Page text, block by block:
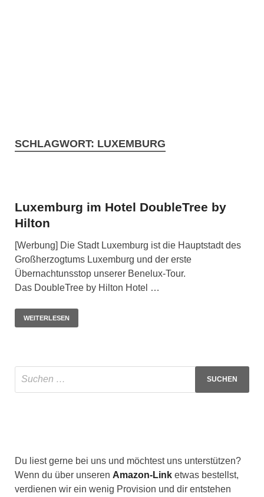
SCHLAGWORT: LUXEMBURG
Luxemburg im Hotel DoubleTree by
Hilton
[Werbung] Die Stadt Luxemburg ist die Hauptstadt des
Großherzogtums Luxemburg und der erste
Übernachtunsstop unserer Benelux-Tour.
Das DoubleTree by Hilton Hotel …
WEITERLESEN
Du liest gerne bei uns und möchtest uns unterstützen?
Wenn du über unseren Amazon-Link etwas bestellst,
verdienen wir ein wenig Provision und dir entstehen